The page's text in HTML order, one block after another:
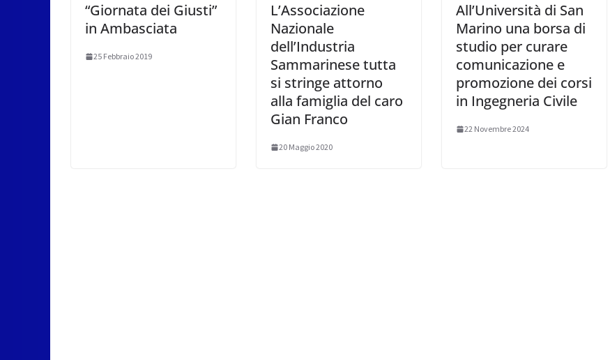
“Giornata dei Giusti”
in Ambasciata
25 Febbraio 2019
L’Associazione
Nazionale
dell’Industria
Sammarinese tutta
si stringe attorno
alla famiglia del caro
Gian Franco
20 Maggio 2020
All’Università di San
Marino una borsa di
studio per curare
comunicazione e
promozione dei corsi
in Ingegneria Civile
22 Novembre 2024